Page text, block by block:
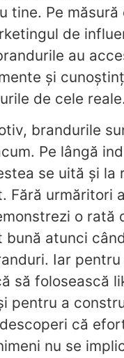
tine. Pe măsură
de
au
și
de cele reale.
brandurile
Pe lângă
se uită și la
Fără urmăritori
o rată
bună atunci
Iar pentru
să folosească
pentru a
că
nu se